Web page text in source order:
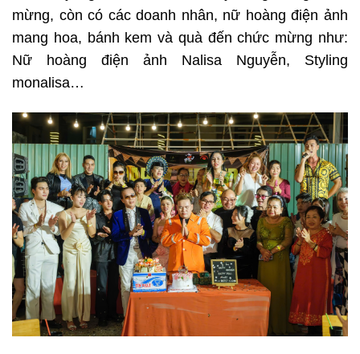
mừng, còn có các doanh nhân, nữ hoàng điện ảnh
mang hoa, bánh kem và quà đến chức mừng như:
Nữ hoàng điện ảnh Nalisa Nguyễn, Styling
monalisa…